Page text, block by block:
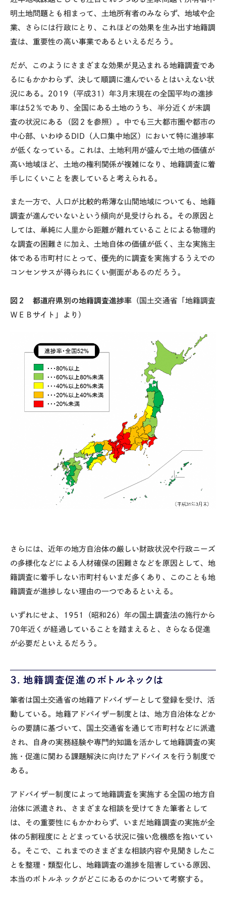
明土地問題とも相まって、土地所有者のみならず、地域や企
業、さらには行政にとり、これほどの効果を生み出す地籍調
査は、重要性の高い事業であるといえるだろう。
だが、このようにさまざまな効果が見込まれる地籍調査であ
るにもかかわらず、決して順調に進んでいるとはいえない状
況にある。2019（平成31）年3月末現在の全国平均の進捗
率は52％であり、全国にある土地のうち、半分近くが未調
査の状況にある（図２を参照）。中でも三大都市圏や都市の
中心部、いわゆるDID（人口集中地区）において特に進捗率
が低くなっている。これは、土地利用が盛んで土地の価値が
高い地域ほど、土地の権利関係が複雑になり、地籍調査に着
手しにくいことを表していると考えられる。
また一方で、人口が比較的希薄な山間地域についても、地籍
調査が進んでいないという傾向が見受けられる。その原因と
しては、単純に人里から距離が離れていることによる物理的
な調査の困難さに加え、土地自体の価値が低く、主な実施主
体である市町村にとって、優先的に調査を実施するうえでの
コンセンサスが得られにくい側面があるのだろう。
図２ 都道府県別の地籍調査進捗率 （国土交通省「地籍調査
ＷＥＢサイト」より）
さらには、近年の地方自治体の厳しい財政状況や行政ニーズ
の多様化などによる人材確保の困難さなどを原因として、地
籍調査に着手しない市町村もいまだ多くあり、このことも地
籍調査が進捗しない理由の一つであるといえる。
いずれにせよ、1951（昭和26）年の国土調査法の施行から
70年近くが経過していることを踏まえると、さらなる促進
が必要だといえるだろう。
３．地籍調査促進のボトルネックは
筆者は国土交通省の地籍アドバイザーとして登録を受け、活
動している。地籍アドバイザー制度とは、地方自治体などか
らの要請に基づいて、国土交通省を通じて市町村などに派遣
され、自身の実務経験や専門的知識を活かして地籍調査の実
施・促進に関わる課題解決に向けたアドバイスを行う制度で
ある。
アドバイザー制度によって地籍調査を実施する全国の地方自
治体に派遣され、さまざまな相談を受けてきた筆者として
は、その重要性にもかかわらず、いまだ地籍調査の実施が全
体の5割程度にとどまっている状況に強い危機感を抱いてい
る。そこで、これまでのさまざまな相談内容や見聞きしたこ
とを整理・類型化し、地籍調査の進捗を阻害している原因、
本当のボトルネックがどこにあるのかについて考察する。